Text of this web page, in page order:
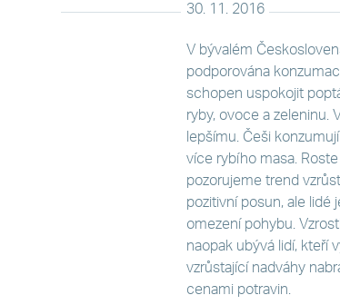
30. 11. 2016
V bývalém
podporována
schopen uspokojit
ryby, ovoce a zeleninu.
lepšímu. Češi
více rybího masa.
pozorujeme trend
pozitivní posun, ale lidé
omezení pohybu.
naopak ubývá lidí, kteří
vzrůstající nadváhy
cenami potravin.